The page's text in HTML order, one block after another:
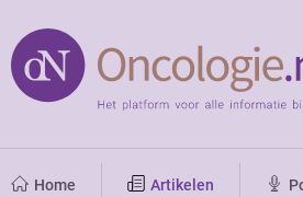
Home Artikelen